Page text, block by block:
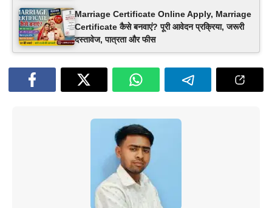
Marriage Certificate Online Apply, Marriage
Certificate कैसे बनवाएं? पूरी आवेदन प्रक्रिया, जरूरी
दस्तावेज, पात्रता और फीस